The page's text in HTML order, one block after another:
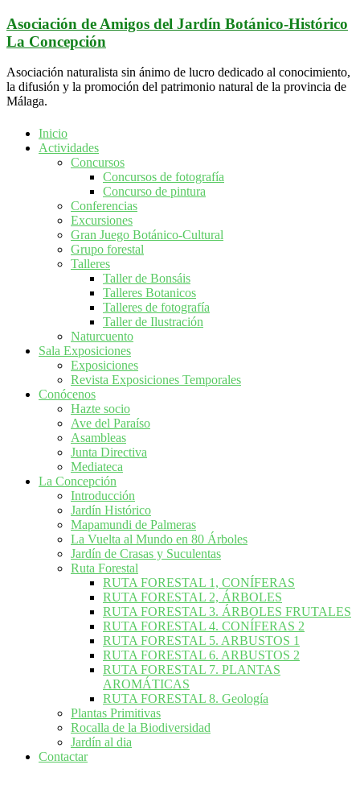
Saltar
al
contenido
Asociación de Amigos del Jardín Botánico-Histórico
La Concepción
Asociación naturalista sin ánimo de lucro dedicado al conocimiento,
la difusión y la promoción del patrimonio natural de la provincia de
Málaga.
Inicio
Actividades
Concursos
Concursos de fotografía
Concurso de pintura
Conferencias
Excursiones
Gran Juego Botánico-Cultural
Grupo forestal
Talleres
Taller de Bonsáis
Talleres Botanicos
Talleres de fotografía
Taller de Ilustración
Naturcuento
Sala Exposiciones
Exposiciones
Revista Exposiciones Temporales
Conócenos
Hazte socio
Ave del Paraíso
Asambleas
Junta Directiva
Mediateca
La Concepción
Introducción
Jardín Histórico
Mapamundi de Palmeras
La Vuelta al Mundo en 80 Árboles
Jardín de Crasas y Suculentas
Ruta Forestal
RUTA FORESTAL 1, CONÍFERAS
RUTA FORESTAL 2, ÁRBOLES
RUTA FORESTAL 3. ÁRBOLES FRUTALES
RUTA FORESTAL 4. CONÍFERAS 2
RUTA FORESTAL 5. ARBUSTOS 1
RUTA FORESTAL 6. ARBUSTOS 2
RUTA FORESTAL 7. PLANTAS
AROMÁTICAS
RUTA FORESTAL 8. Geología
Plantas Primitivas
Rocalla de la Biodiversidad
Jardín al dia
Contactar